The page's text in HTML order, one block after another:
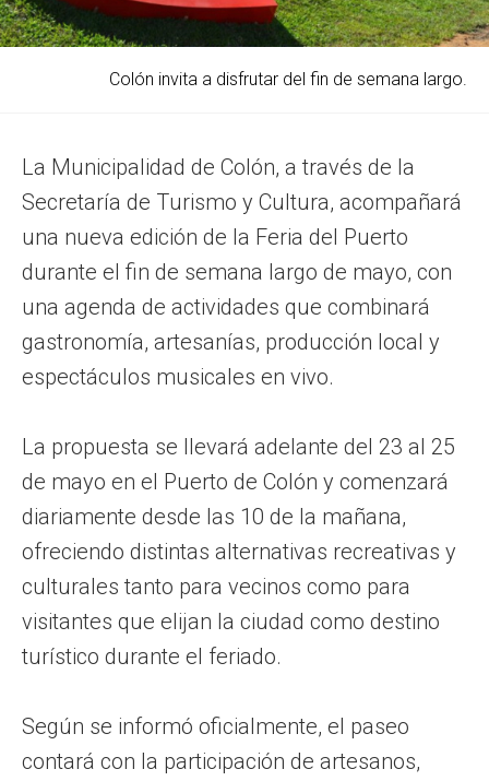
Colón invita a disfrutar del fin de semana largo.
La Municipalidad de Colón, a través de la
Secretaría de Turismo y Cultura, acompañará
una nueva edición de la Feria del Puerto
durante el fin de semana largo de mayo, con
una agenda de actividades que combinará
gastronomía, artesanías, producción local y
espectáculos musicales en vivo.
La propuesta se llevará adelante del 23 al 25
de mayo en el Puerto de Colón y comenzará
diariamente desde las 10 de la mañana,
ofreciendo distintas alternativas recreativas y
culturales tanto para vecinos como para
visitantes que elijan la ciudad como destino
turístico durante el feriado.
Según se informó oficialmente, el paseo
contará con la participación de artesanos,